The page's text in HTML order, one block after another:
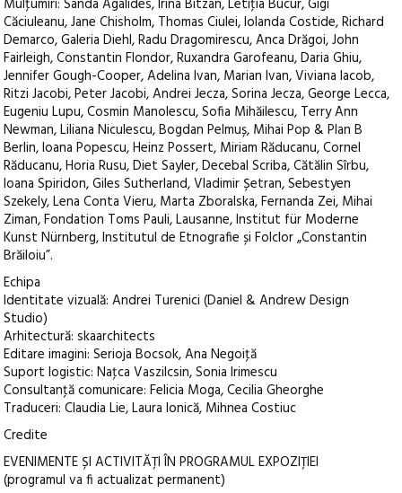
Mulţumiri: Sanda Agalides, Irina Bitzan, Letiţia Bucur, Gigi
Căciuleanu, Jane Chisholm, Thomas Ciulei, Iolanda Costide, Richard
Demarco, Galeria Diehl, Radu Dragomirescu, Anca Drăgoi, John
Fairleigh, Constantin Flondor, Ruxandra Garofeanu, Daria Ghiu,
Jennifer Gough-Cooper, Adelina Ivan, Marian Ivan, Viviana Iacob,
Ritzi Jacobi, Peter Jacobi, Andrei Jecza, Sorina Jecza, George Lecca,
Eugeniu Lupu, Cosmin Manolescu, Sofia Mihăilescu, Terry Ann
Newman, Liliana Niculescu, Bogdan Pelmuș, Mihai Pop & Plan B
Berlin, Ioana Popescu, Heinz Possert, Miriam Răducanu, Cornel
Răducanu, Horia Rusu, Diet Sayler, Decebal Scriba, Cătălin Sîrbu,
Ioana Spiridon, Giles Sutherland, Vladimir Șetran, Sebestyen
Szekely, Lena Conta Vieru, Marta Zboralska, Fernanda Zei, Mihai
Ziman, Fondation Toms Pauli, Lausanne, Institut für Moderne
Kunst Nürnberg, Institutul de Etnografie și Folclor „Constantin
Brăiloiu”.
Echipa
Identitate vizuală: Andrei Turenici (Daniel & Andrew Design
Studio)
Arhitectură: skaarchitects
Editare imagini: Serioja Bocsok, Ana Negoiţă
Suport logistic: Naţca Vaszilcsin, Sonia Irimescu
Consultanţă comunicare: Felicia Moga, Cecilia Gheorghe
Traduceri: Claudia Lie, Laura Ionică, Mihnea Costiuc
Credite
EVENIMENTE ȘI ACTIVITĂŢI ÎN PROGRAMUL EXPOZIŢIEI
(programul va fi actualizat permanent)